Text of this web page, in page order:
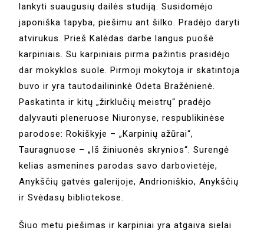
lankyti suaugusių dailės studiją. Susidomėjo
japoniška tapyba, piešimu ant šilko. Pradėjo daryti
atvirukus. Prieš Kalėdas darbe langus puošė
karpiniais. Su karpiniais pirma pažintis prasidėjo
dar mokyklos suole. Pirmoji mokytoja ir skatintoja
buvo ir yra tautodailininkė Odeta Bražėnienė.
Paskatinta ir kitų „žirklučių meistrų“ pradėjo
dalyvauti pleneruose Niuronyse, respublikinėse
parodose: Rokiškyje – „Karpinių ažūrai“,
Tauragnuose – „Iš žiniuonės skrynios“. Surengė
kelias asmenines parodas savo darbovietėje,
Anykščių gatvės galerijoje, Andrioniškio, Anykščių
ir Svėdasų bibliotekose.
Šiuo metu piešimas ir karpiniai yra atgaiva sielai